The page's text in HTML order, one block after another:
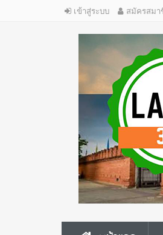
เข้าสู่ระบบ สมัครสมา